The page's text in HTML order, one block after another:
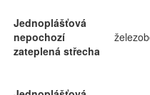
Jednoplášťová
nepochozí
zateplená střecha